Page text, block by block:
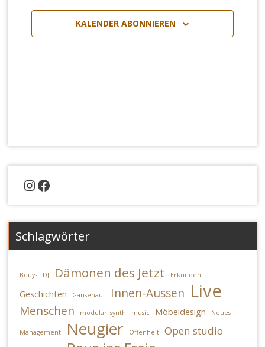
Navigation
KALENDER ABONNIEREN
Instagram
Facebook
Schlagwörter
Beuys DJ Dämonen des Jetzt Erkunden
Geschichten Gänsehaut Innen-Aussen Live
Menschen modular_synth music Möbeldesign Neues
Management Neugier Offenheit Open studio